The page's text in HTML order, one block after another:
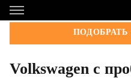
Volkswagen с